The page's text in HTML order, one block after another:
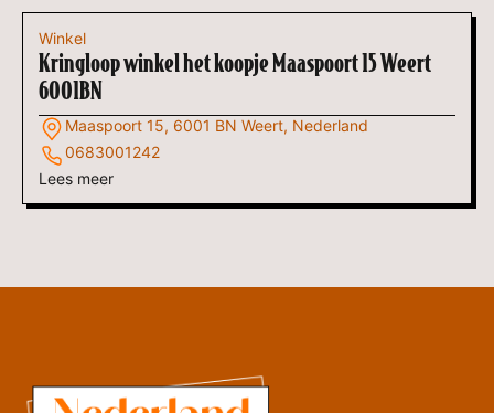
Winkel
Kringloop winkel het koopje Maaspoort 15 Weert
6001BN
Maaspoort 15, 6001 BN Weert, Nederland
0683001242
Lees meer